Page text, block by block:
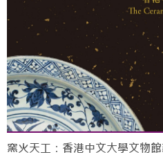
窯火天工：香港中文大學文物